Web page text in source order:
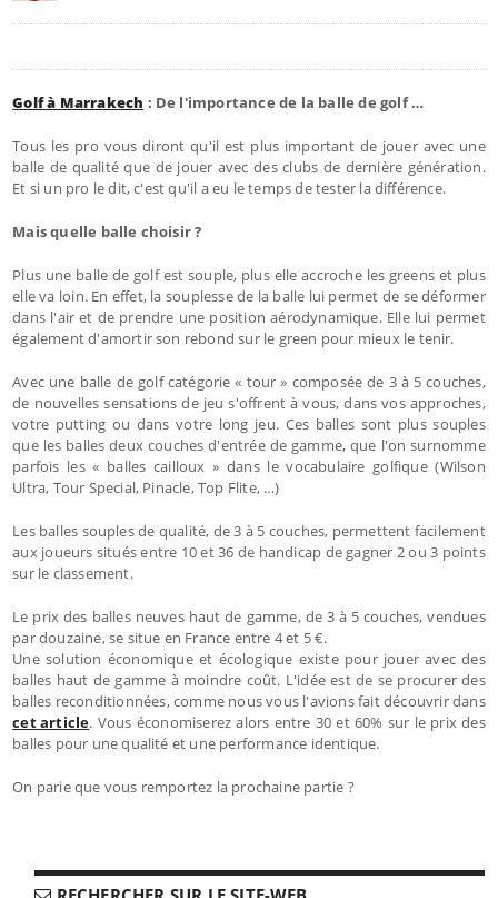
Golf à Marrakech : De l'importance de la balle de golf …
Tous les pro vous diront qu'il est plus important de jouer avec une
balle de qualité que de jouer avec des clubs de dernière génération.
Et si un pro le dit, c'est qu'il a eu le temps de tester la différence.
Mais quelle balle choisir ?
Plus une balle de golf est souple, plus elle accroche les greens et plus
elle va loin. En effet, la souplesse de la balle lui permet de se déformer
dans l'air et de prendre une position aérodynamique. Elle lui permet
également d'amortir son rebond sur le green pour mieux le tenir.
Avec une balle de golf catégorie « tour » composée de 3 à 5 couches,
de nouvelles sensations de jeu s'offrent à vous, dans vos approches,
votre putting ou dans votre long jeu. Ces balles sont plus souples
que les balles deux couches d'entrée de gamme, que l'on surnomme
parfois les « balles cailloux » dans le vocabulaire golfique (Wilson
Ultra, Tour Special, Pinacle, Top Flite, …)
Les balles souples de qualité, de 3 à 5 couches, permettent facilement
aux joueurs situés entre 10 et 36 de handicap de gagner 2 ou 3 points
sur le classement.
Le prix des balles neuves haut de gamme, de 3 à 5 couches, vendues
par douzaine, se situe en France entre 4 et 5 €.
Une solution économique et écologique existe pour jouer avec des
balles haut de gamme à moindre coût. L'idée est de se procurer des
balles reconditionnées, comme nous vous l'avions fait découvrir dans
cet article. Vous économiserez alors entre 30 et 60% sur le prix des
balles pour une qualité et une performance identique.
On parie que vous remportez la prochaine partie ?